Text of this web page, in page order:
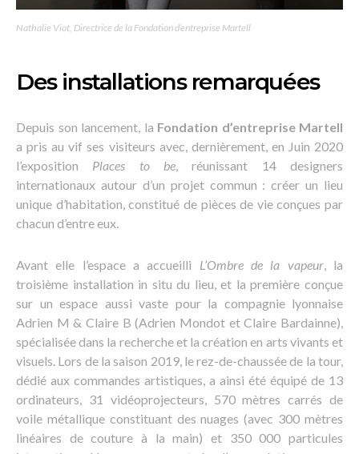
Nathalie Viot, Directrice de la Fondation d’entreprise Martell
Des installations remarquées
Depuis son lancement, la Fondation d’entreprise Martell
a pris au vif ses visiteurs avec, dernièrement, en Juin 2020
l’exposition Places to be , réunissant 14 designers
internationaux autour d’un projet commun : créer un lieu
unique d’habitation, constitué de pièces de vie conçues par
chacun d’entre eux.
Avant elle l’espace a accueilli L’Ombre de la vapeur, la
troisième installation in situ du lieu, et la première conçue
sur un espace aussi vaste pour la compagnie lyonnaise
Adrien M & Claire B (Adrien Mondot et Claire Bardainne),
spécialisée dans la recherche et la création en arts vivants et
visuels. Lors de la saison 2019, le rez-de-chaussée de la tour,
dédié aux commandes artistiques, a ainsi été équipé de 13
ordinateurs, 31 vidéoprojecteurs, 570 mètres carrés de
voile métallique constituant des nuages (avec 300 mètres
linéaires de couture à la main) et 350 000 particules